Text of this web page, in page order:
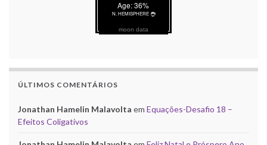
moon data
ÚLTIMOS COMENTÁRIOS
Jonathan Hamelin Malavolta em Equações-Desafio 18 –
Efeitos Coligativos